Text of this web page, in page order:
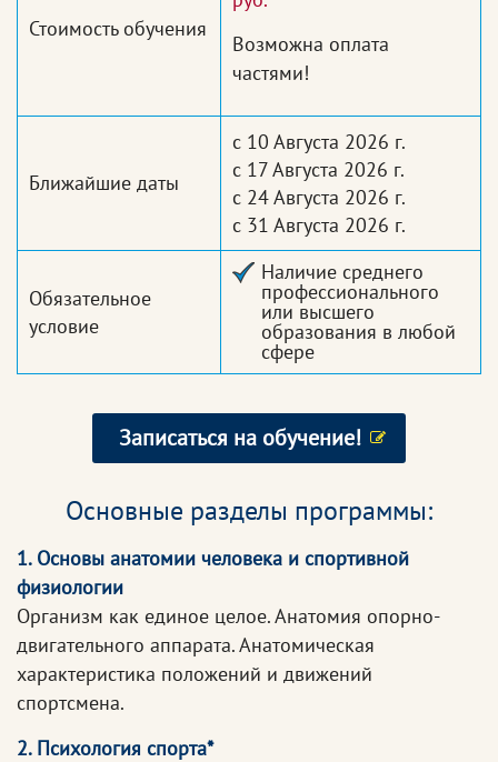
Стоимость обучения
Возможна оплата
частями!
Ближайшие даты
с 10 Августа 2026 г.
с 17 Августа 2026 г.
с 24 Августа 2026 г.
с 31 Августа 2026 г.
Обязательное
условие
Наличие среднего
профессионального
или высшего
образования в любой
сфере
Записаться на обучение!
Основные разделы программы:
1. Основы анатомии человека и спортивной
физиологии
Организм как единое целое. Анатомия опорно-
двигательного аппарата. Анатомическая
характеристика положений и движений
спортсмена.
2. Психология спорта*